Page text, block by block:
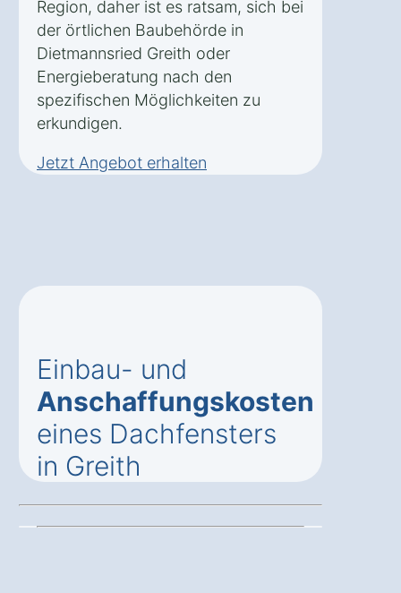
Region, daher ist es ratsam, sich bei
der örtlichen Baubehörde in
Dietmannsried Greith oder
Energieberatung nach den
spezifischen Möglichkeiten zu
erkundigen.
Jetzt Angebot erhalten
Einbau- und
Anschaffungskosten
eines Dachfensters
in Greith